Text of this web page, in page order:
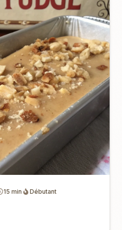
15 min Débutant